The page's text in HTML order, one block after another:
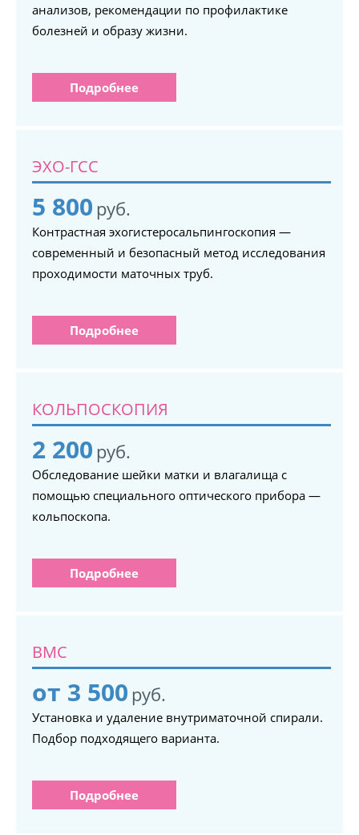
анализов, рекомендации по профилактике
болезней и образу жизни.
Подробнее
ЭХО-ГСС
5 800 руб.
Контрастная эхогистеросальпингоскопия —
современный и безопасный метод исследования
проходимости маточных труб.
Подробнее
КОЛЬПОСКОПИЯ
2 200 руб.
Обследование шейки матки и влагалища с
помощью специального оптического прибора —
кольпоскопа.
Подробнее
ВМС
от 3 500 руб.
Установка и удаление внутриматочной спирали.
Подбор подходящего варианта.
Подробнее